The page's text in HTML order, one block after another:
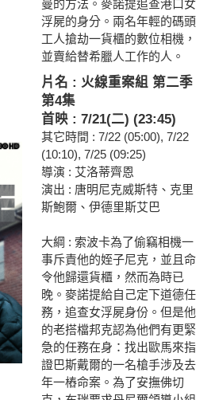
曼的方法。麥諾提追查港口女
浮屍的身分。兩名年輕的碼頭
工人搶劫一貨櫃的數位相機，
並賣給替希臘人工作的人。
片名 : 火線重案組 第二季
第4集
首映 : 7/21(二) (23:45)
其它時間 : 7/22 (05:00), 7/22
(10:10), 7/25 (09:25)
導演 : 艾洛蒂齊恩
演出 : 唐明尼克威斯特、克里
斯鮑爾、伊德里斯艾巴
大綱 : 索波卡為了偷竊相機一
事斥責他的姪子尼克，並且命
令他歸還貨櫃，然而為時已
晚。麥諾提給自己定下道德任
務，追查女浮屍身份。但是他
的老搭檔邦克認為他們有更緊
急的任務在身：找出歐馬來指
證巴斯戴爾的一名槍手涉及去
年一樁命案。為了安撫佛切